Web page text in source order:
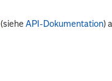
(sieheAPI-Dokumentation)